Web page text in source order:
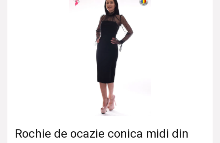
Rochie de ocazie conica midi din